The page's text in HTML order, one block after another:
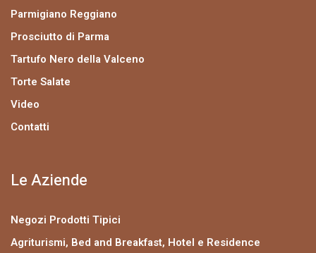
Parmigiano Reggiano
Prosciutto di Parma
Tartufo Nero della Valceno
Torte Salate
Video
Contatti
Le Aziende
Negozi Prodotti Tipici
Agriturismi, Bed and Breakfast, Hotel e Residence